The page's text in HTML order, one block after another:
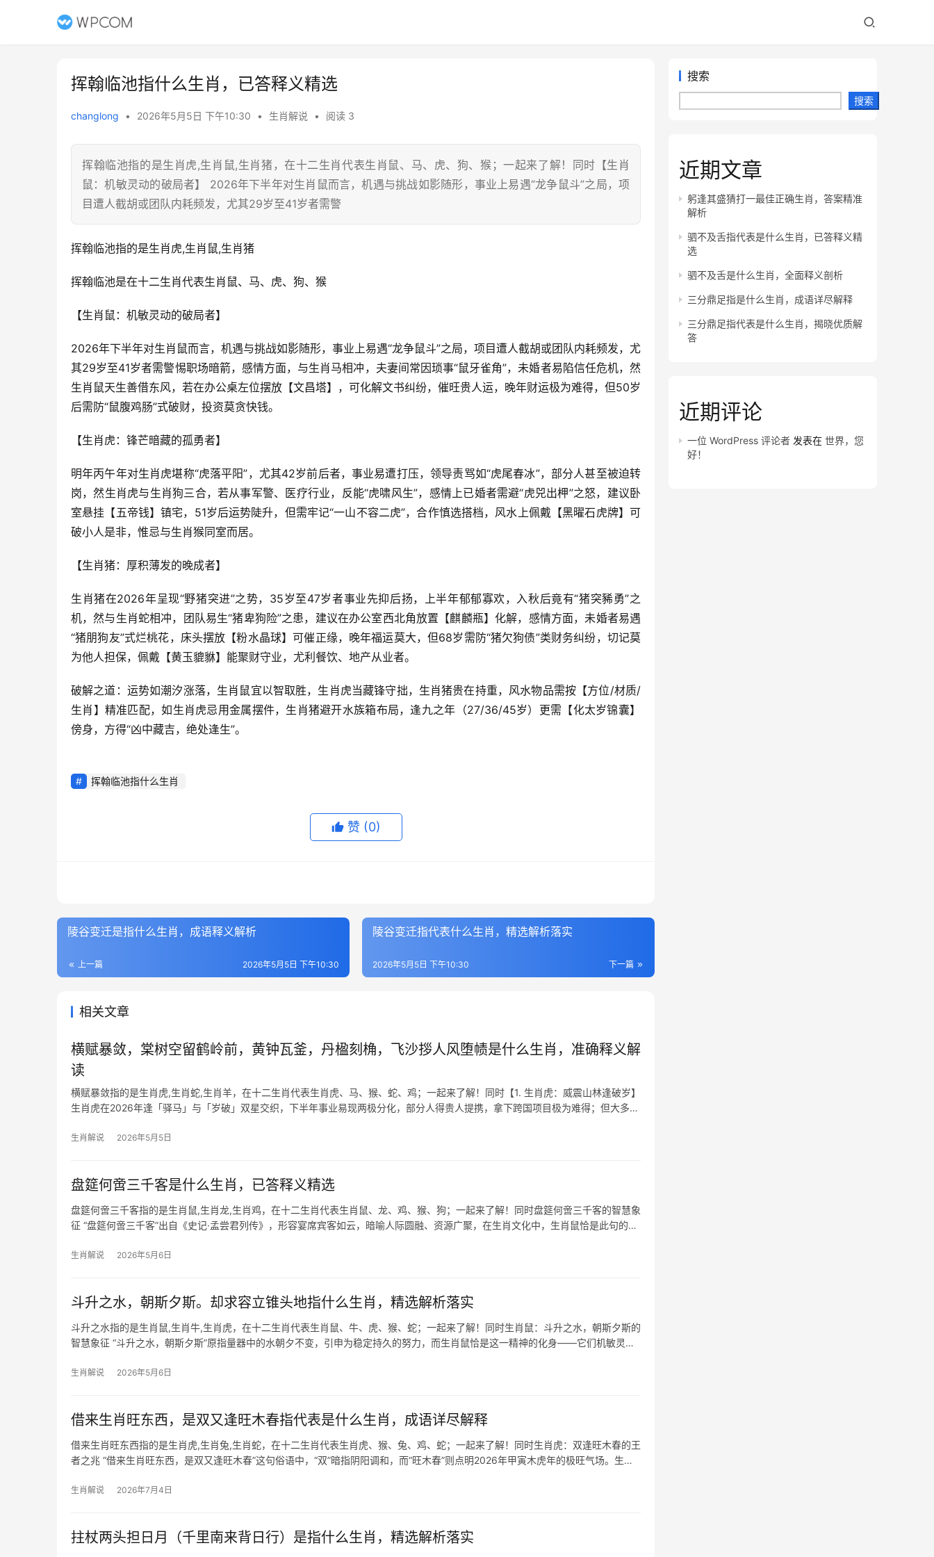
挥翰临池指什么生肖，已答释义精选
changlong • 2026年5月5日 下午10:30 • 生肖解说 • 阅读 3
挥翰临池指的是生肖虎,生肖鼠,生肖猪，在十二生肖代表生肖鼠、马、虎、狗、猴；一起来了解！同时【生肖
鼠：机敏灵动的破局者】 2026年下半年对生肖鼠而言，机遇与挑战如影随形，事业上易遇“龙争鼠斗”之局，项
目遭人截胡或团队内耗频发，尤其29岁至41岁者需警
挥翰临池指的是生肖虎,生肖鼠,生肖猪
挥翰临池是在十二生肖代表生肖鼠、马、虎、狗、猴
【生肖鼠：机敏灵动的破局者】
2026年下半年对生肖鼠而言，机遇与挑战如影随形，事业上易遇“龙争鼠斗”之局，项目遭人截胡或团队内耗频发，尤
其29岁至41岁者需警惕职场暗箭，感情方面，与生肖马相冲，夫妻间常因琐事“鼠牙雀角”，未婚者易陷信任危机，然
生肖鼠天生善借东风，若在办公桌左位摆放【文昌塔】，可化解文书纠纷，催旺贵人运，晚年财运极为难得，但50岁
后需防“鼠腹鸡肠”式破财，投资莫贪快钱。
【生肖虎：锋芒暗藏的孤勇者】
明年丙午年对生肖虎堪称“虎落平阳”，尤其42岁前后者，事业易遭打压，领导责骂如“虎尾春冰”，部分人甚至被迫转
岗，然生肖虎与生肖狗三合，若从事军警、医疗行业，反能“虎啸风生”，感情上已婚者需避“虎兕出柙”之怒，建议卧
室悬挂【五帝钱】镇宅，51岁后运势陡升，但需牢记“一山不容二虎”，合作慎选搭档，风水上佩戴【黑曜石虎牌】可
破小人是非，惟忌与生肖猴同室而居。
【生肖猪：厚积薄发的晚成者】
生肖猪在2026年呈现“野猪突进”之势，35岁至47岁者事业先抑后扬，上半年郁郁寡欢，入秋后竟有“猪突豨勇”之
机，然与生肖蛇相冲，团队易生“猪卑狗险”之患，建议在办公室西北角放置【麒麟瓶】化解，感情方面，未婚者易遇
“猪朋狗友”式烂桃花，床头摆放【粉水晶球】可催正缘，晚年福运莫大，但68岁需防“猪欠狗债”类财务纠纷，切记莫
为他人担保，佩戴【黄玉貔貅】能聚财守业，尤利餐饮、地产从业者。
破解之道：运势如潮汐涨落，生肖鼠宜以智取胜，生肖虎当藏锋守拙，生肖猪贵在持重，风水物品需按【方位/材质/
生肖】精准匹配，如生肖虎忌用金属摆件，生肖猪避开水族箱布局，逢九之年（27/36/45岁）更需【化太岁锦囊】
傍身，方得“凶中藏吉，绝处逢生”。
挥翰临池指什么生肖
赞 (0)
陵谷变迁是指什么生肖，成语释义解析
上一篇 2026年5月5日 下午10:30
陵谷变迁指代表什么生肖，精选解析落实
下一篇
2026年5月5日 下午10:30
相关文章
横赋暴敛，棠树空留鹤岭前，黄钟瓦釜，丹楹刻桷，飞沙拶人风堕帻是什么生肖，准确释义解
读
横赋暴敛指的是生肖虎,生肖蛇,生肖羊，在十二生肖代表生肖虎、马、猴、蛇、鸡；一起来了解！同时【1. 生肖虎：威震山林逢破岁】
生肖虎在2026年逢「驿马」与「岁破」双星交织，下半年事业易现两极分化，部分人得贵人提携，拿下跨国项目极为难得；但大多数
生肖解说 2026年5月5日
盘筵何啻三千客是什么生肖，已答释义精选
盘筵何啻三千客指的是生肖鼠,生肖龙,生肖鸡，在十二生肖代表生肖鼠、龙、鸡、猴、狗；一起来了解！同时盘筵何啻三千客的智慧象
征 “盘筵何啻三千客”出自《史记·孟尝君列传》，形容宴席宾客如云，暗喻人际圆融、资源广聚，在生肖文化中，生肖鼠恰是此句的绝
生肖解说 2026年5月6日
斗升之水，朝斯夕斯。却求容立锥头地指什么生肖，精选解析落实
斗升之水指的是生肖鼠,生肖牛,生肖虎，在十二生肖代表生肖鼠、牛、虎、猴、蛇；一起来了解！同时生肖鼠：斗升之水，朝斯夕斯的
智慧象征 “斗升之水，朝斯夕斯”原指量器中的水朝夕不变，引申为稳定持久的努力，而生肖鼠恰是这一精神的化身——它们机敏灵
生肖解说 2026年5月6日
借来生肖旺东西，是双又逢旺木春指代表是什么生肖，成语详尽解释
借来生肖旺东西指的是生肖虎,生肖兔,生肖蛇，在十二生肖代表生肖虎、猴、兔、鸡、蛇；一起来了解！同时生肖虎：双逢旺木春的王
者之兆 “借来生肖旺东西，是双又逢旺木春”这句俗语中，“双”暗指阴阳调和，而“旺木春”则点明2026年甲寅木虎年的极旺气场。生肖
生肖解说 2026年7月4日
拄杖两头担日月（千里南来背日行）是指什么生肖，精选解析落实
搜索
搜索
近期文章
躬逢其盛猜打一最佳正确生肖，答案精准
解析
驷不及舌指代表是什么生肖，已答释义精
选
驷不及舌是什么生肖，全面释义剖析
三分鼎足指是什么生肖，成语详尽解释
三分鼎足指代表是什么生肖，揭晓优质解
答
近期评论
一位 WordPress 评论者 发表在 世界，您
好！